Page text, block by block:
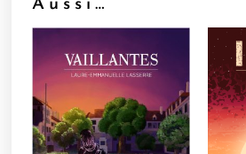
Aussi…